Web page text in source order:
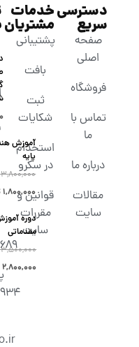
دسترسی
سریع
صفحه
اصلی
فروشگاه
تماس با
ما
درباره ما
مقالات
سایت
خدمات
مشتریان
پشتیبانی
بافت
ثبت
شکایات
استخدام
در سکرو
قوانین و
مقررات
سایت
۰
آموزش
پایه
۳,۸۰۰,۰۰۰
۱,۸۰۰,۰۰۰
دوره
مقدماتی
۳,۵۰۰,۰۰۰
۲,۸۰۰,۰۰۰